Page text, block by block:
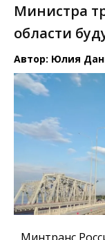
Министра
области
Автор: Юлия
Минтранс